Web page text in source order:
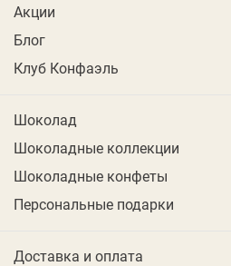
Акции
Блог
Клуб Конфаэль
Шоколад
Шоколадные коллекции
Шоколадные конфеты
Персональные подарки
Доставка и оплата